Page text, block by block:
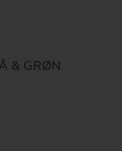
& GRØN